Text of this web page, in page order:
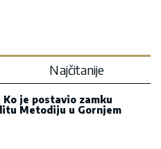
Najčitanije
Ko je postavio zamku
Metodiju u Gornjem